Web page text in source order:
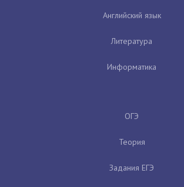
Английский язык
Литература
Информатика
ОГЭ
Теория
Задания ЕГЭ